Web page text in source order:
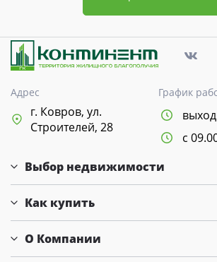
Адрес
г. Ковров, ул.
Строителей, 28
График
с
Выбор недвижимости
Как купить
О Компании